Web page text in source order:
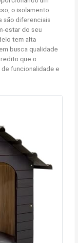
o isolamento
são diferenciais
estar do seu
tem alta
busca qualidade
que o
funcionalidade e